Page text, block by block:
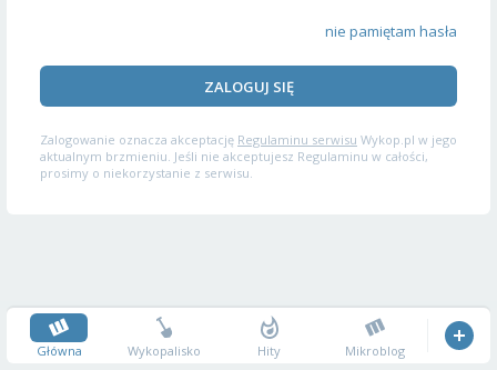
nie pamiętam hasła
ZALOGUJ SIĘ
Zalogowanie oznacza akceptację Regulaminu serwisu Wykop.pl w jego
aktualnym brzmieniu. Jeśli nie akceptujesz Regulaminu w całości,
prosimy o niekorzystanie z serwisu.
Główna Wykopalisko Hity Mikroblog